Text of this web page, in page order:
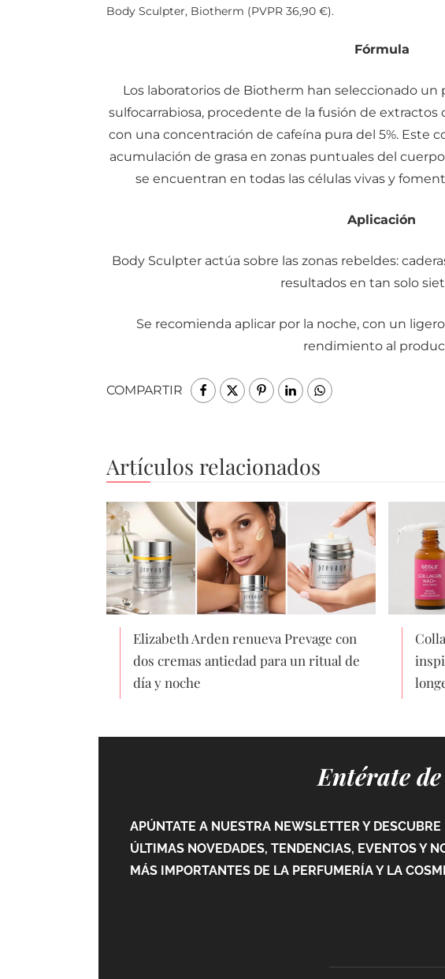
Body Sculpter, Biotherm (PVPR 36,90 €).
Fórmula
Los laboratorios de Biotherm han seleccionado
sulfocarrabiosa, procedente de la fusión de extractos
con una concentración de cafeína pura del 5%. Este
acumulación de grasa en zonas puntuales del
se encuentran en todas las células vivas y
Aplicación
Body Sculpter actúa sobre las zonas rebeldes:
resultados en tan solo
Se recomienda aplicar por la noche, con un
rendimiento al
COMPARTIR
Artículos relacionados
Elizabeth Arden renueva Prevage con
dos cremas antiedad para un ritual de
día y noche
Entérate
APÚNTATE A NUESTRA NEWSLETTER Y DESCUBRE
ÚLTIMAS NOVEDADES, TENDENCIAS, EVENTOS Y
MÁS IMPORTANTES DE LA PERFUMERÍA Y LA